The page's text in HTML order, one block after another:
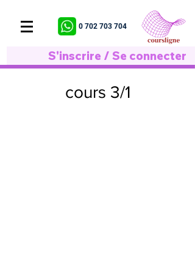
0 702 703 704
S'inscrire / Se connecter
cours 3/1